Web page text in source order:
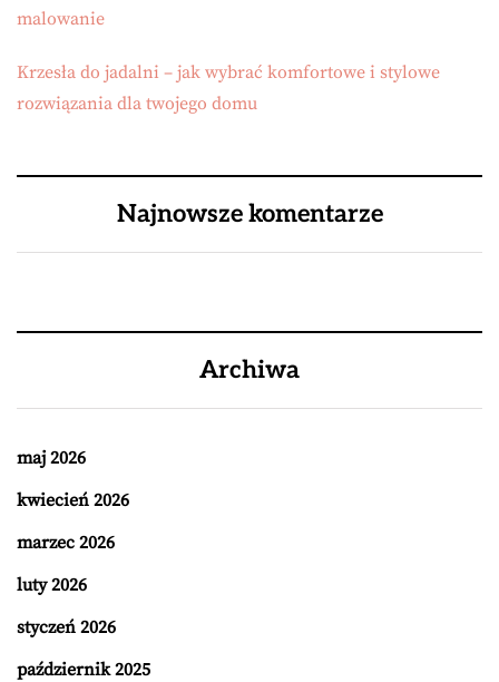
malowanie
Krzesła do jadalni – jak wybrać komfortowe i stylowe
rozwiązania dla twojego domu
Najnowsze komentarze
Archiwa
maj 2026
kwiecień 2026
marzec 2026
luty 2026
styczeń 2026
październik 2025